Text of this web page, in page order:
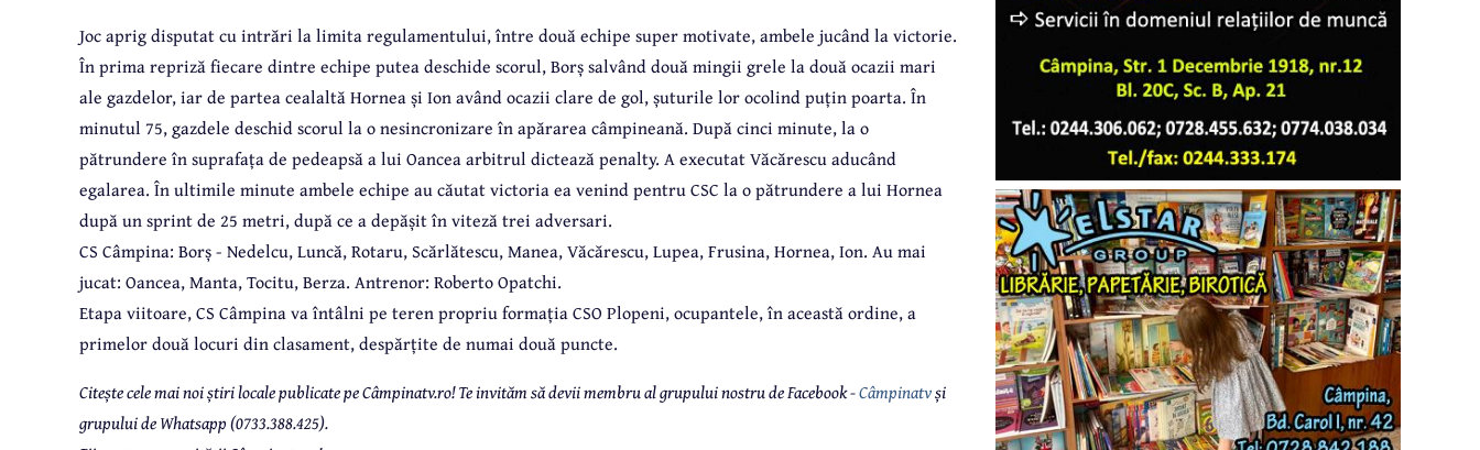
Joc aprig disputat cu intrări la limita regulamentului, între două echipe super motivate, ambele jucând la victorie.
În prima repriză fiecare dintre echipe putea deschide scorul, Borș salvând două mingii grele la două ocazii mari
ale gazdelor, iar de partea cealaltă Hornea și Ion având ocazii clare de gol, șuturile lor ocolind puțin poarta. În
minutul 75, gazdele deschid scorul la o nesincronizare în apărarea câmpineană. După cinci minute, la o
pătrundere în suprafața de pedeapsă a lui Oancea arbitrul dictează penalty. A executat Văcărescu aducând
egalarea. În ultimile minute ambele echipe au căutat victoria ea venind pentru CSC la o pătrundere a lui Hornea
după un sprint de 25 metri, după ce a depășit în viteză trei adversari.
CS Câmpina: Borș - Nedelcu, Luncă, Rotaru, Scărlătescu, Manea, Văcărescu, Lupea, Frusina, Hornea, Ion. Au mai
jucat: Oancea, Manta, Tocitu, Berza. Antrenor: Roberto Opatchi.
Etapa viitoare, CS Câmpina va întâlni pe teren propriu formația CSO Plopeni, ocupantele, în această ordine, a
primelor două locuri din clasament, despărțite de numai două puncte.
Citește cele mai noi știri locale publicate pe Câmpinatv.ro! Te invităm să devii membru al grupului nostru de Facebook -Câmpinatvși
grupului de Whatsapp (0733.388.425).